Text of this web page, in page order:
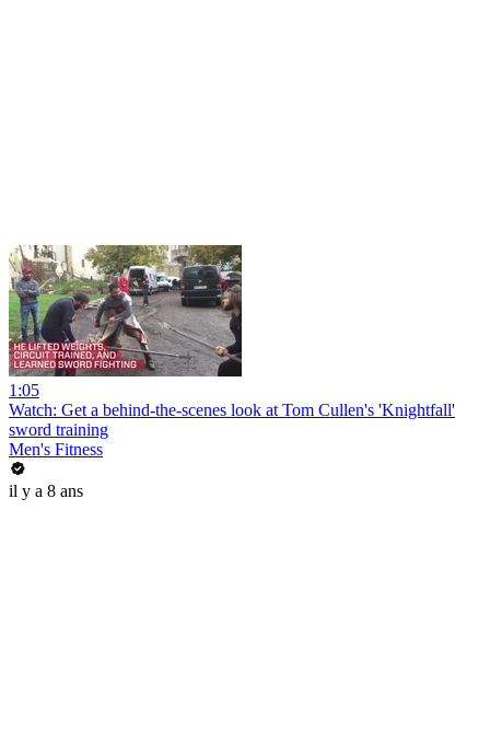
1:05
Watch: Get a behind-the-scenes look at Tom Cullen's 'Knightfall'
sword training
Men's Fitness
il y a 8 ans